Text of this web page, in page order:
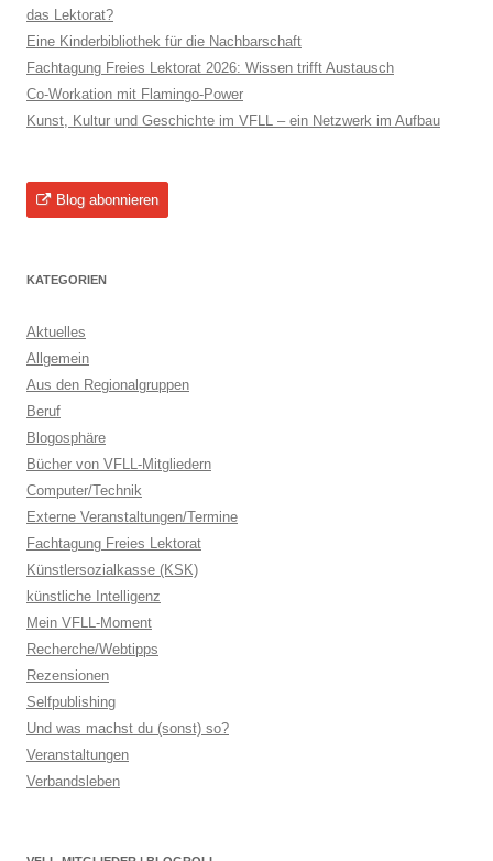
das Lektorat?
Eine Kinderbibliothek für die Nachbarschaft
Fachtagung Freies Lektorat 2026: Wissen trifft Austausch
Co-Workation mit Flamingo-Power
Kunst, Kultur und Geschichte im VFLL – ein Netzwerk im Aufbau
Blog abonnieren
KATEGORIEN
Aktuelles
Allgemein
Aus den Regionalgruppen
Beruf
Blogosphäre
Bücher von VFLL-Mitgliedern
Computer/Technik
Externe Veranstaltungen/Termine
Fachtagung Freies Lektorat
Künstlersozialkasse (KSK)
künstliche Intelligenz
Mein VFLL-Moment
Recherche/Webtipps
Rezensionen
Selfpublishing
Und was machst du (sonst) so?
Veranstaltungen
Verbandsleben